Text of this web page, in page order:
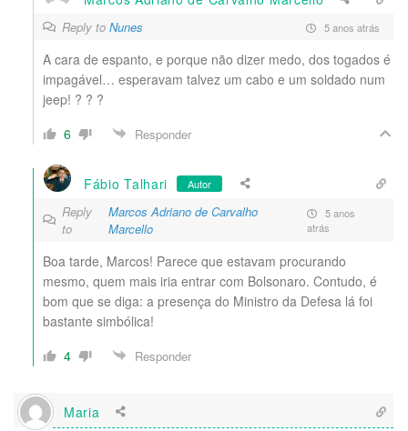
Reply to Nunes 5 anos atrás
A cara de espanto, e porque não dizer medo, dos togados é
impagável… esperavam talvez um cabo e um soldado num
jeep! ? ? ?
6
Responder
Fábio Talhari Autor
Reply
to
Marcos Adriano de Carvalho
Marcello
5 anos
atrás
Boa tarde, Marcos! Parece que estavam procurando
mesmo, quem mais iria entrar com Bolsonaro. Contudo, é
bom que se diga: a presença do Ministro da Defesa lá foi
bastante simbólica!
4
Responder
Maria